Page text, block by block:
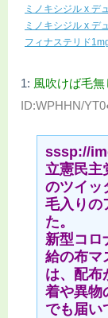
ミノキシジル x デ
ミノキシジル x デ
フィナステリド
1: 風吹けば毛無
ID:WPHHN/
sssp://
立憲民主
のツイッ
毛入りの
た。
新型コロ
給の布マ
は、配布
着や異物
でも届い